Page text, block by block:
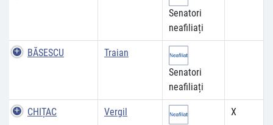
Senatori
neafiliați
BĂSESCU
Traian
Senatori
neafiliați
CHIȚAC
Vergil
X